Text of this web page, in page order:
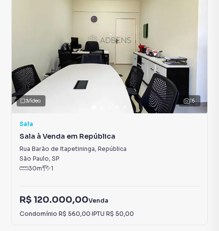
16
Vídeo
Sala
Sala à Venda em República
Rua Barão de Itapetininga, República
São Paulo, SP
30m² 1
R$ 120.000,00Venda
Condomínio R$ 560,00·IPTU R$ 50,00